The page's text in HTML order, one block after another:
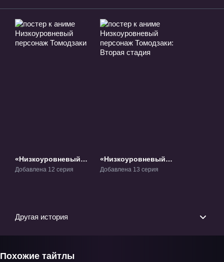
«Низкоуровневый
персонаж
Добавлена 12 серия
«Низкоуровневый
персонаж
Добавлена 13 серия
Другая история
Похожие тайтлы